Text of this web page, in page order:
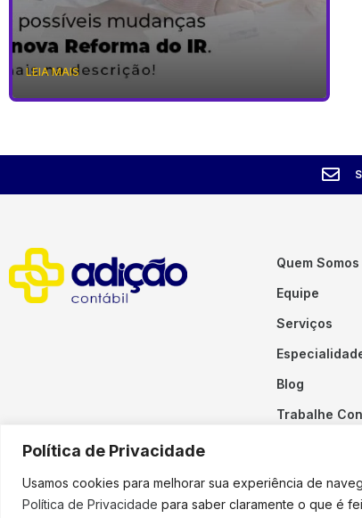
Política de Privacidade
Usamos cookies para melhorar sua experiência de
Política de Privacidade para saber claramente o que é
LEIA MAIS
Quem Somos
Equipe
Serviços
Blog
Trabalhe